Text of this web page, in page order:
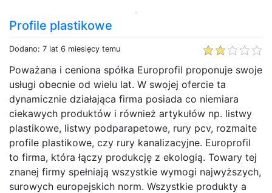
Profile plastikowe
Dodano: 7 lat 6 miesięcy temu
Poważana i ceniona spółka Europrofil proponuje swoje
usługi obecnie od wielu lat. W swojej ofercie ta
dynamicznie działająca firma posiada co niemiara
ciekawych produktów i również artykułów np. listwy
plastikowe, listwy podparapetowe, rury pcv, rozmaite
profile plastikowe, czy rury kanalizacyjne. Europrofil
to firma, która łączy produkcję z ekologią. Towary tej
znanej firmy spełniają wszystkie wymogi najwyższych,
surowych europejskich norm. Wszystkie produkty a